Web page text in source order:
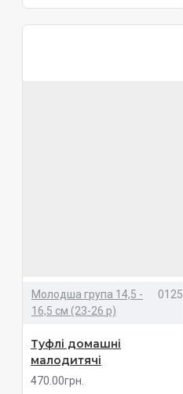
Молодша група 14,5 -
16,5 см (23-26 р)
0125
Туфлі домашні
малодитячі
470.00грн.